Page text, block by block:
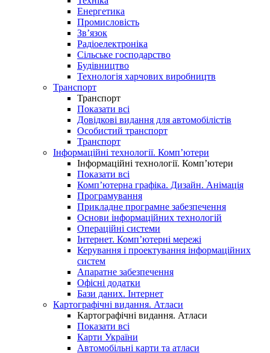
Енергетика
Промисловість
Зв’язок
Радіоелектроніка
Сільське господарство
Будівництво
Технологія харчових виробництв
Транспорт
Транспорт
Показати всі
Довідкові видання для автомобілістів
Особистий транспорт
Транспорт
Інформаційні технології. Комп’ютери
Інформаційні технології. Комп’ютери
Показати всі
Комп’ютерна графіка. Дизайн. Анімація
Програмування
Прикладне програмне забезпечення
Основи інформаційних технологій
Операційні системи
Інтернет. Комп’ютерні мережі
Керування і проектування інформаційних
систем
Апаратне забезпечення
Офісні додатки
Бази даних. Інтернет
Картографічні видання. Атласи
Картографічні видання. Атласи
Показати всі
Карти України
Автомобільні карти та атласи